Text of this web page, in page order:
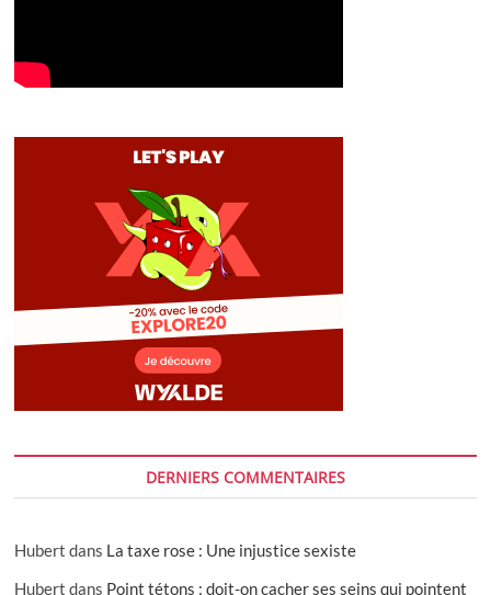
DERNIERS COMMENTAIRES
Hubert dans La taxe rose : Une injustice sexiste
Hubert dans Point tétons : doit-on cacher ses seins qui pointent